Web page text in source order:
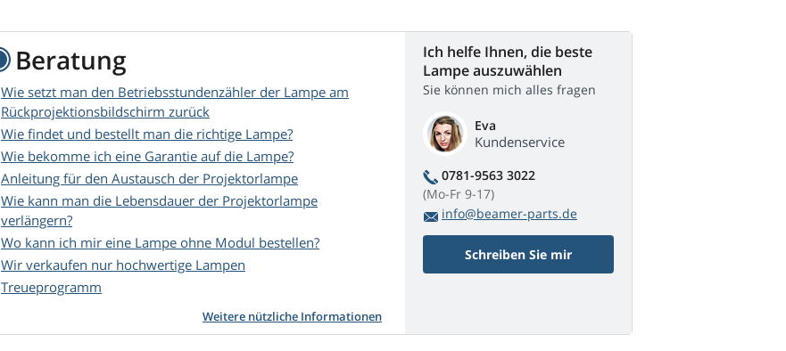
Beratung
Wie setzt man den Betriebsstundenzähler der Lampe am
Rückprojektionsbildschirm zurück
Wie findet und bestellt man die richtige Lampe?
Wie bekomme ich eine Garantie auf die Lampe?
Anleitung für den Austausch der Projektorlampe
Wie kann man die Lebensdauer der Projektorlampe
verlängern?
Wo kann ich mir eine Lampe ohne Modul bestellen?
Wir verkaufen nur hochwertige Lampen
Treueprogramm
Weitere nützliche Informationen
Ich helfe Ihnen, die beste
Lampe auszuwählen
Sie können mich alles fragen
Eva
Kundenservice
0781-9563 3022
(Mo-Fr 9-17)
info@beamer-parts.de
Schreiben Sie mir